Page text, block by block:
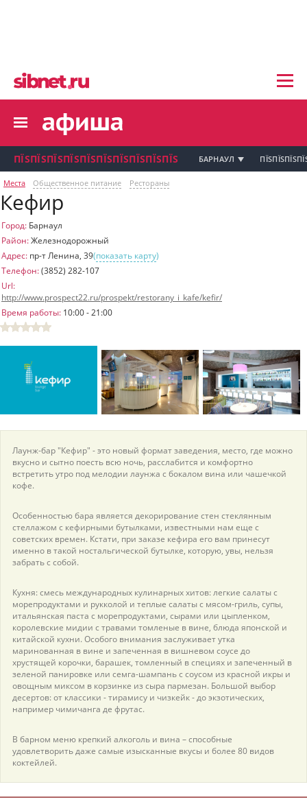
пїЅпїЅпїЅпїЅпїЅпїЅпїЅпїЅ
пїЅпїЅпїЅпїЅпїЅпїЅпїЅ
пїЅпїЅпїЅ пїЅпїЅпїЅпїЅпїЅпїЅпїЅ пїЅпїЅ
пїЅпїЅпїЅпїЅпїЅ
пїЅпїЅпїЅ пїЅпїЅпїЅпїЅпїЅпїЅпїЅ
пїЅпїЅпїЅ пїЅпїЅпїЅпїЅпїЅпїЅпїЅ
пїЅпїЅпїЅ
пїЅпїЅпїЅпїЅпїЅпїЅпїЅпїЅпїЅпїЅпїЅ
пїЅпїЅпїЅ
пїЅпїЅпїЅпїЅпїЅпїЅпїЅпїЅпїЅ
пїЅпїЅпїЅ пїЅпїЅпїЅпїЅпїЅ
пїЅпїЅпїЅ пїЅпїЅпїЅпїЅпїЅпїЅ
пїЅпїЅпїЅпїЅпїЅ
пїЅпїЅпїЅ пїЅпїЅпїЅпїЅпїЅпїЅпїЅ
пїЅпїЅпїЅ пїЅпїЅпїЅпїЅпїЅпїЅпїЅ
пїЅпїЅпїЅ
пїЅпїЅпїЅ пїЅпїЅпїЅпїЅпїЅ
пїЅпїЅпїЅпїЅпїЅ
ПЇЅПЇЅПЇЅПЇЅПЇЅПЇЅПЇЅПЇЅПЇЅПЇЅ БАРНАУЛ
Места Общественное питание Рестораны
Кефир
Город: Барнаул
Район:Железнодорожный
Адрес: пр-т Ленина, 39(показать карту)
Телефон:(3852) 282-107
Url:
http://www.prospect22.ru/prospekt/restorany_i_kafe/kefir/
Время работы: 10:00 - 21:00
Лаунж-бар "Кефир" - это новый формат заведения, место, где можно
вкусно и сытно поесть всю ночь, расслабится и комфортно
встретить утро под мелодии лаунжа с бокалом вина или чашечкой
кофе.
Особенностью бара является декорирование стен стеклянным
стеллажом с кефирными бутылками, известными нам еще с
советских времен. Кстати, при заказе кефира его вам принесут
именно в такой ностальгической бутылке, которую, увы, нельзя
забрать с собой.
Кухня: смесь международных кулинарных хитов: легкие салаты с
морепродуктами и рукколой и теплые салаты с мясом-гриль, супы,
итальянская паста с морепродуктами, сырами или цыпленком,
королевские мидии с травами томленые в вине, блюда японской и
китайской кухни. Особого внимания заслуживает утка
маринованная в вине и запеченная в вишневом соусе до
хрустящей корочки, барашек, томленный в специях и запеченный в
зеленой панировке или семга-шампань с соусом из красной икры и
овощным миксом в корзинке из сыра пармезан. Большой выбор
десертов: от классики - тирамису и чизкейк - до экзотических,
например чимичанга де фрутас.
В барном меню крепкий алкоголь и вина – способные
удовлетворить даже самые изысканные вкусы и более 80 видов
коктейлей.